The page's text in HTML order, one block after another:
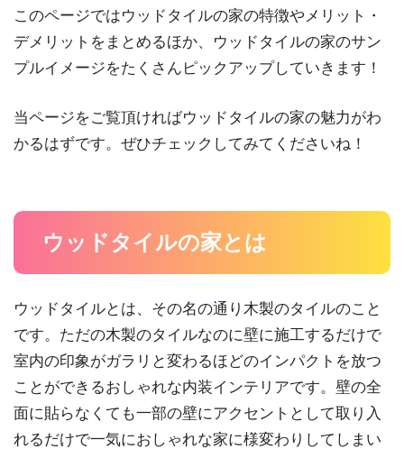
このページではウッドタイルの家の特徴やメリット・
デメリットをまとめるほか、ウッドタイルの家のサン
プルイメージをたくさんピックアップしていきます！
当ページをご覧頂ければウッドタイルの家の魅力がわ
かるはずです。ぜひチェックしてみてくださいね！
ウッドタイルの家とは
ウッドタイルとは、その名の通り木製のタイルのこと
です。ただの木製のタイルなのに壁に施工するだけで
室内の印象がガラリと変わるほどのインパクトを放つ
ことができるおしゃれな内装インテリアです。壁の全
面に貼らなくても一部の壁にアクセントとして取り入
れるだけで一気におしゃれな家に様変わりしてしまい